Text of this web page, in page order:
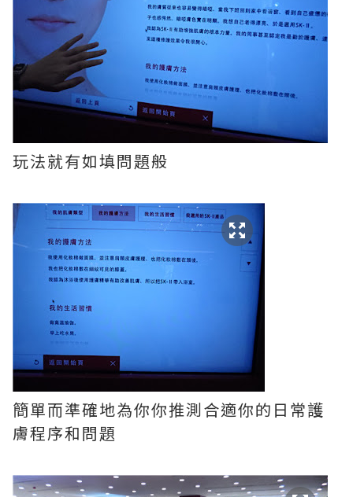
玩法就有如填問題般
簡單而準確地為你你推測合適你的日常護
膚程序和問題